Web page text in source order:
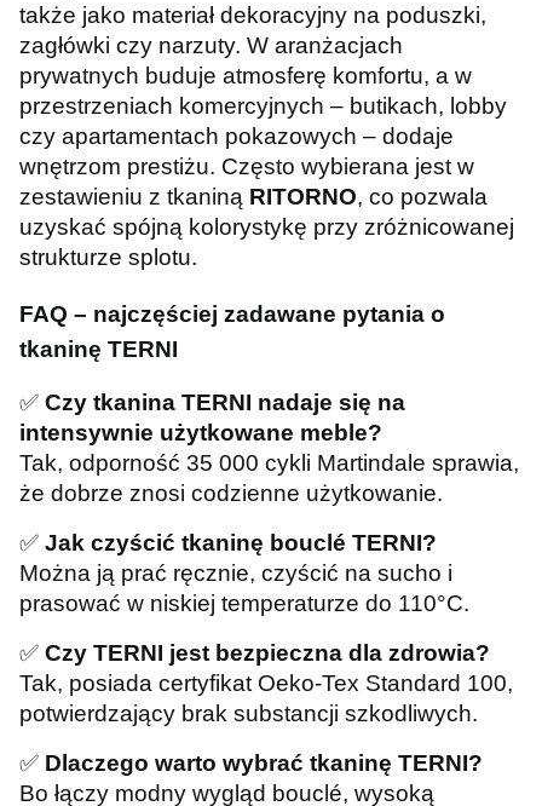
także jako materiał dekoracyjny na poduszki,
zagłówki czy narzuty. W aranżacjach
prywatnych buduje atmosferę komfortu, a w
przestrzeniach komercyjnych – butikach, lobby
czy apartamentach pokazowych – dodaje
wnętrzom prestiżu. Często wybierana jest w
zestawieniu z tkaniną RITORNO, co pozwala
uzyskać spójną kolorystykę przy zróżnicowanej
strukturze splotu.
FAQ – najczęściej zadawane pytania o
tkaninę TERNI
✅ Czy tkanina TERNI nadaje się na
intensywnie użytkowane meble?
Tak, odporność 35 000 cykli Martindale sprawia,
że dobrze znosi codzienne użytkowanie.
✅ Jak czyścić tkaninę bouclé TERNI?
Można ją prać ręcznie, czyścić na sucho i
prasować w niskiej temperaturze do 110°C.
✅ Czy TERNI jest bezpieczna dla zdrowia?
Tak, posiada certyfikat Oeko-Tex Standard 100,
potwierdzający brak substancji szkodliwych.
✅ Dlaczego warto wybrać tkaninę TERNI?
Bo łączy modny wygląd bouclé, wysoką